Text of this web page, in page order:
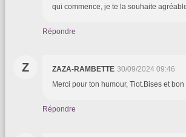
qui commence, je te la souhaite
Répondre
Z ZAZA-RAMBETTE 30/09/2024 09:46
Merci pour ton humour, Tiot.Bises et
Répondre